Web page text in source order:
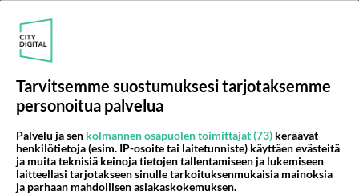
lopullisen valinnan paikka.
Tarvitsemme suostumuksesi tarjotaksemme
personoitua palvelua
Palvelu ja sen kolmannen osapuolen toimittajat (73) keräävät
henkilötietoja (esim. IP-osoite tai laitetunniste) käyttäen evästeitä
ja muita teknisiä keinoja tietojen tallentamiseen ja lukemiseen
laitteellasi tarjotakseen sinulle tarkoituksenmukaisia mainoksia
ja parhaan mahdollisen asiakaskokemuksen.